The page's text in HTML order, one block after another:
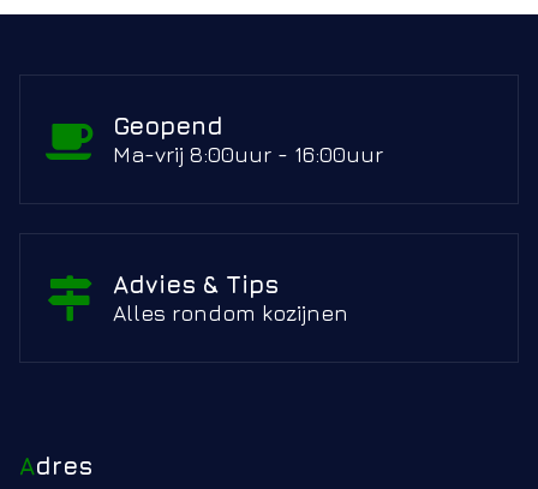
Geopend
Ma-vrij 8:00uur - 16:00uur
Advies & Tips
Alles rondom kozijnen
Adres